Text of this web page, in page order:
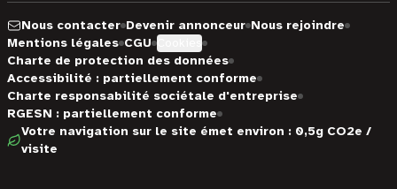
Nous contacter Devenir annonceur Nous rejoindre
Mentions légales CGU
Charte de protection des données
Accessibilité : partiellement conforme
Charte responsabilité sociétale d'entreprise
RGESN : partiellement conforme
Votre navigation sur le site émet environ : 0,5g CO2e /
visite